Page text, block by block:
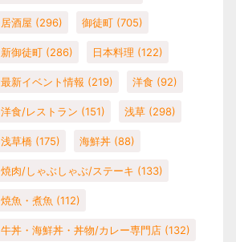
居酒屋 (296) 御徒町 (705)
新御徒町 (286) 日本料理 (122)
最新イベント情報 (219) 洋食 (92)
洋食/レストラン (151) 浅草 (298)
浅草橋 (175) 海鮮丼 (88)
焼肉/しゃぶしゃぶ/ステーキ (133)
焼魚・煮魚 (112)
牛丼・海鮮丼・丼物/カレー専門店 (132)